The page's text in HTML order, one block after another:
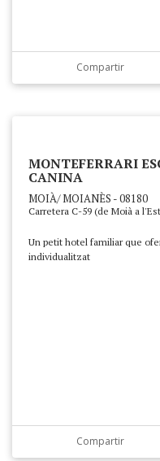
Compartir
MONTEFERRARI
CANINA
MOIÀ/ MOIANÈS - 08180
Carretera C-59 (de Moià a
Un petit hotel familiar que
individualitzat
Compartir